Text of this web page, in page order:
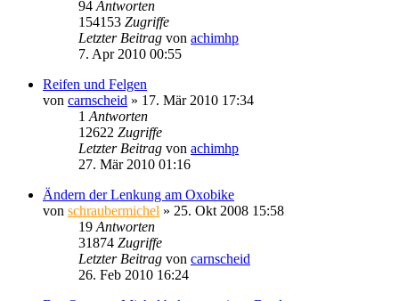
94 Antworten
154153 Zugriffe
Letzter Beitrag von achimhp
7. Apr 2010 00:55
Reifen und Felgen
von carnscheid » 17. Mär 2010 17:34
1 Antworten
12622 Zugriffe
Letzter Beitrag von achimhp
27. Mär 2010 01:16
Ändern der Lenkung am Oxobike
von schraubermichel » 25. Okt 2008 15:58
19 Antworten
31874 Zugriffe
Letzter Beitrag von carnscheid
26. Feb 2010 16:24